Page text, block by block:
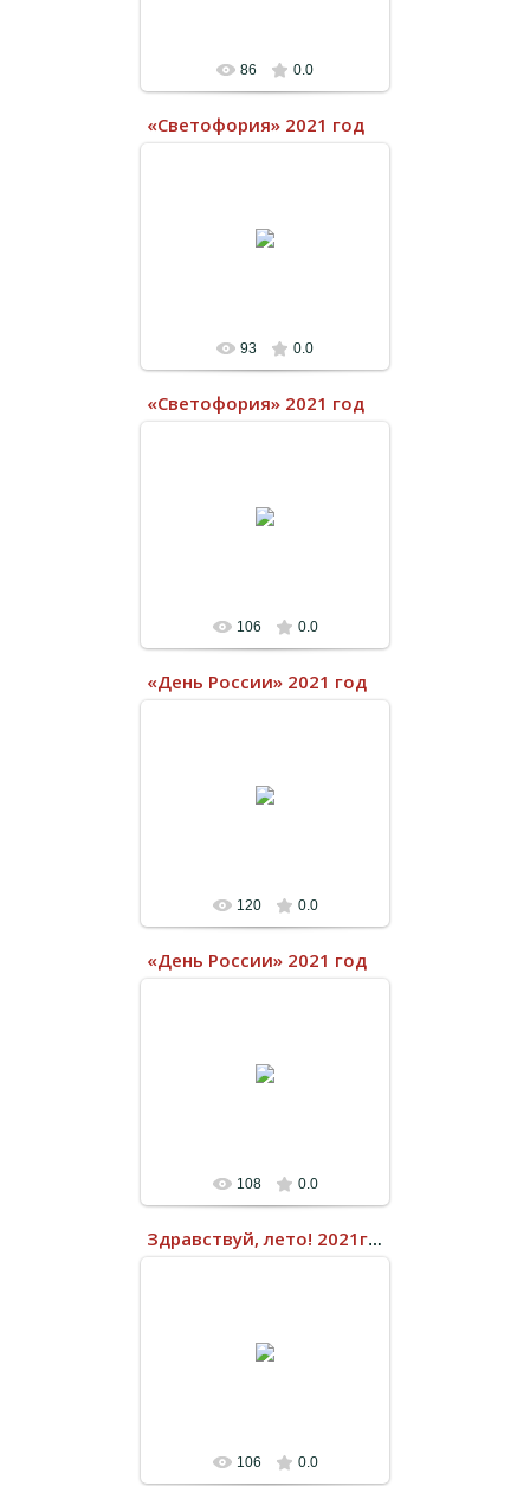
86 0.0
«Светофория» 2021 год
93 0.0
«Светофория» 2021 год
106 0.0
«День России» 2021 год
120 0.0
«День России» 2021 год
108 0.0
Здравствуй, лето! 2021год
106 0.0